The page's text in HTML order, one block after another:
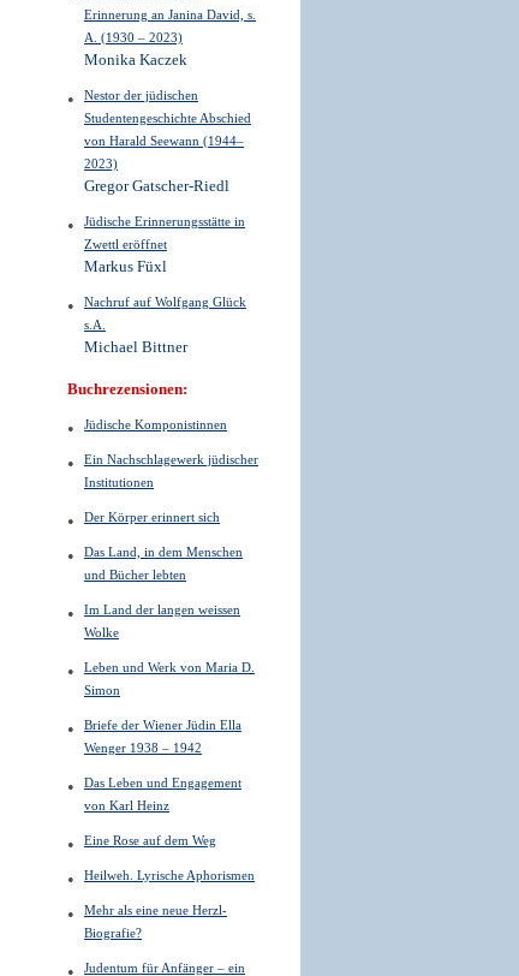
Erinnerung an Janina David, s.
A. (1930 – 2023)
Monika Kaczek
Nestor der jüdischen
Studentengeschichte Abschied
von Harald Seewann (1944–
2023)
Gregor Gatscher-Riedl
Jüdische Erinnerungsstätte in
Zwettl eröffnet
Markus Füxl
Nachruf auf Wolfgang Glück
s.A.
Michael Bittner
Buchrezensionen:
Jüdische Komponistinnen
Ein Nachschlagewerk jüdischer
Institutionen
Der Körper erinnert sich
Das Land, in dem Menschen
und Bücher lebten
Im Land der langen weissen
Wolke
Leben und Werk von Maria D.
Simon
Briefe der Wiener Jüdin Ella
Wenger 1938 – 1942
Das Leben und Engagement
von Karl Heinz
Eine Rose auf dem Weg
Heilweh. Lyrische Aphorismen
Mehr als eine neue Herzl-
Biografie?
Judentum für Anfänger – ein